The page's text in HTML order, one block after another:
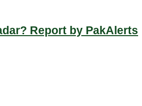
Report by PakAlerts